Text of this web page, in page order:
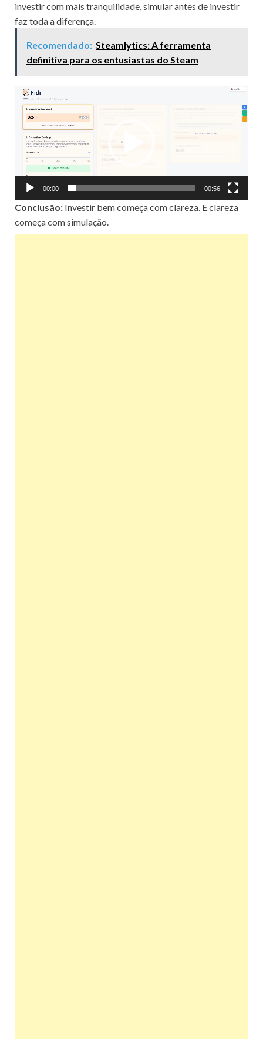
investir com mais tranquilidade, simular antes de investir
faz toda a diferença.
Recomendado: Steamlytics: A ferramenta
definitiva para os entusiastas do Steam
Reprodutor
de
vídeo
00:00 00:56
Conclusão: Investir bem começa com clareza. E clareza
começa com simulação.